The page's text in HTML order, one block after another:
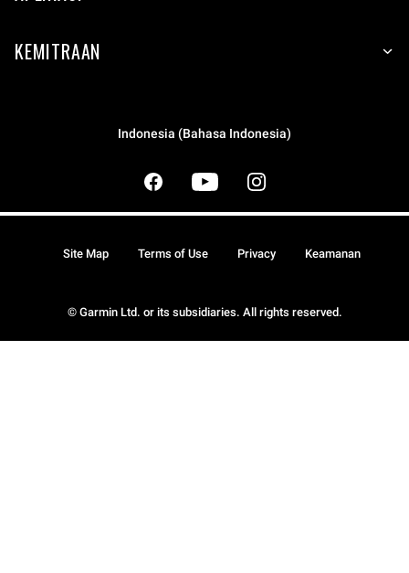
KEMITRAAN
Indonesia (Bahasa Indonesia)
© Garmin Ltd. or its subsidiaries. All rights reserved.
Site Map Terms of Use Privacy Keamanan